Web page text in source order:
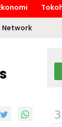
Network